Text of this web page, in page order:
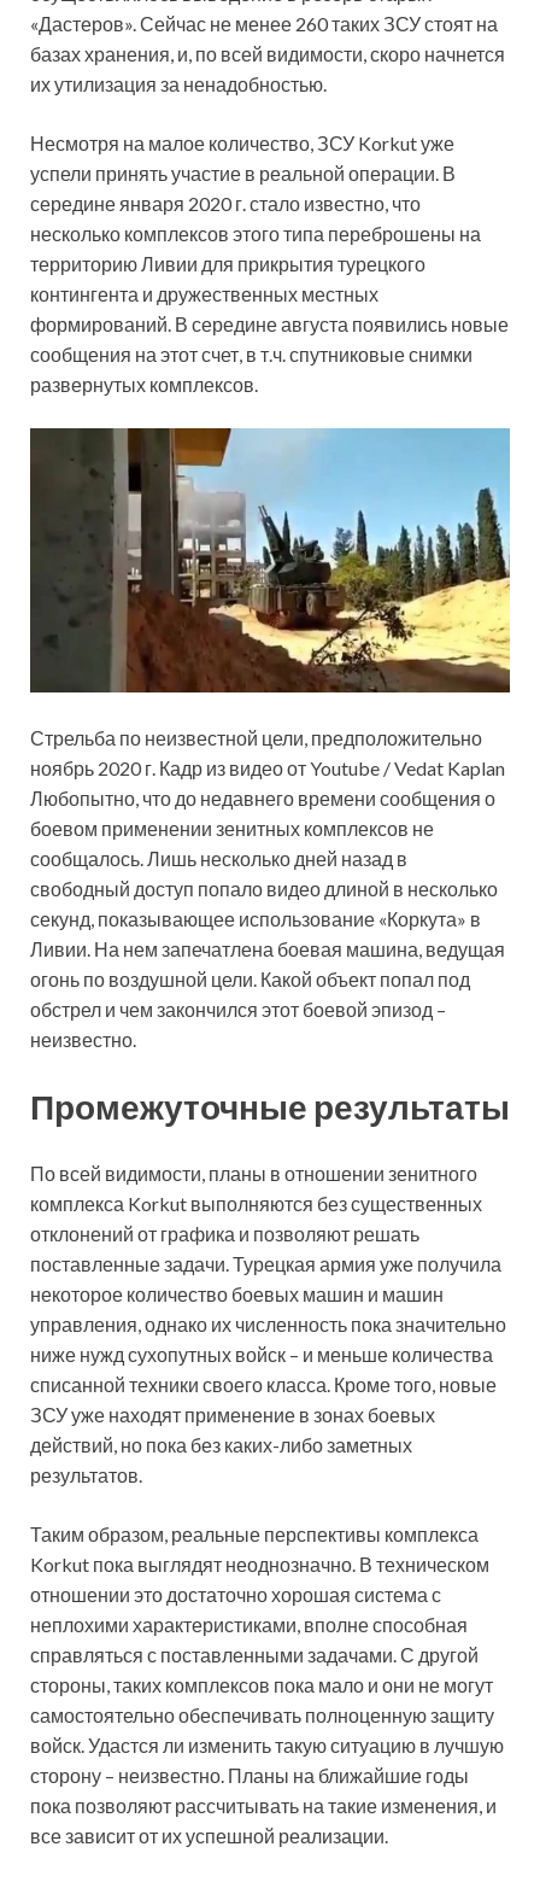
«Дастеров». Сейчас не менее 260 таких ЗСУ стоят на
базах хранения, и, по всей видимости, скоро начнется
их утилизация за ненадобностью.
Несмотря на малое количество, ЗСУ Korkut уже
успели принять участие в реальной операции. В
середине января 2020 г. стало известно, что
несколько комплексов этого типа переброшены на
территорию Ливии для прикрытия турецкого
контингента и дружественных местных
формирований. В середине августа появились новые
сообщения на этот счет, в т.ч. спутниковые снимки
развернутых комплексов.
Стрельба по неизвестной цели, предположительно
ноябрь 2020 г. Кадр из видео от Youtube / Vedat Kaplan
Любопытно, что до недавнего времени сообщения о
боевом применении зенитных комплексов не
сообщалось. Лишь несколько дней назад в
свободный доступ попало видео длиной в несколько
секунд, показывающее использование «Коркута» в
Ливии. На нем запечатлена боевая машина, ведущая
огонь по воздушной цели. Какой объект попал под
обстрел и чем закончился этот боевой эпизод –
неизвестно.
Промежуточные результаты
По всей видимости, планы в отношении зенитного
комплекса Korkut выполняются без существенных
отклонений от графика и позволяют решать
поставленные задачи. Турецкая армия уже получила
некоторое количество боевых машин и машин
управления, однако их численность пока значительно
ниже нужд сухопутных войск – и меньше количества
списанной техники своего класса. Кроме того, новые
ЗСУ уже находят применение в зонах боевых
действий, но пока без каких-либо заметных
результатов.
Таким образом, реальные перспективы комплекса
Korkut пока выглядят неоднозначно. В техническом
отношении это достаточно хорошая система с
неплохими характеристиками, вполне способная
справляться с поставленными задачами. С другой
стороны, таких комплексов пока мало и они не могут
самостоятельно обеспечивать полноценную защиту
войск. Удастся ли изменить такую ситуацию в лучшую
сторону – неизвестно. Планы на ближайшие годы
пока позволяют рассчитывать на такие изменения, и
все зависит от их успешной реализации.